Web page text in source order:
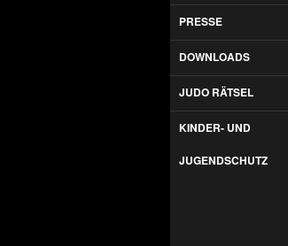
PRESSE
DOWNLOADS
JUDO RÄTSEL
KINDER- UND
JUGENDSCHUTZ